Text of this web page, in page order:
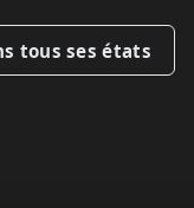
tous ses états